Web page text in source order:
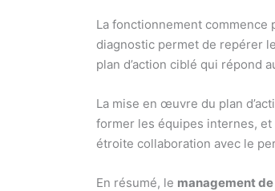
La fonctionnement commence
diagnostic permet de repérer
plan d’action ciblé qui répond
La mise en œuvre du plan
former les équipes internes,
étroite collaboration avec le
En résumé, le management